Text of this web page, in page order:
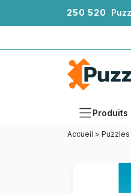
250 520
Produits
Accueil >